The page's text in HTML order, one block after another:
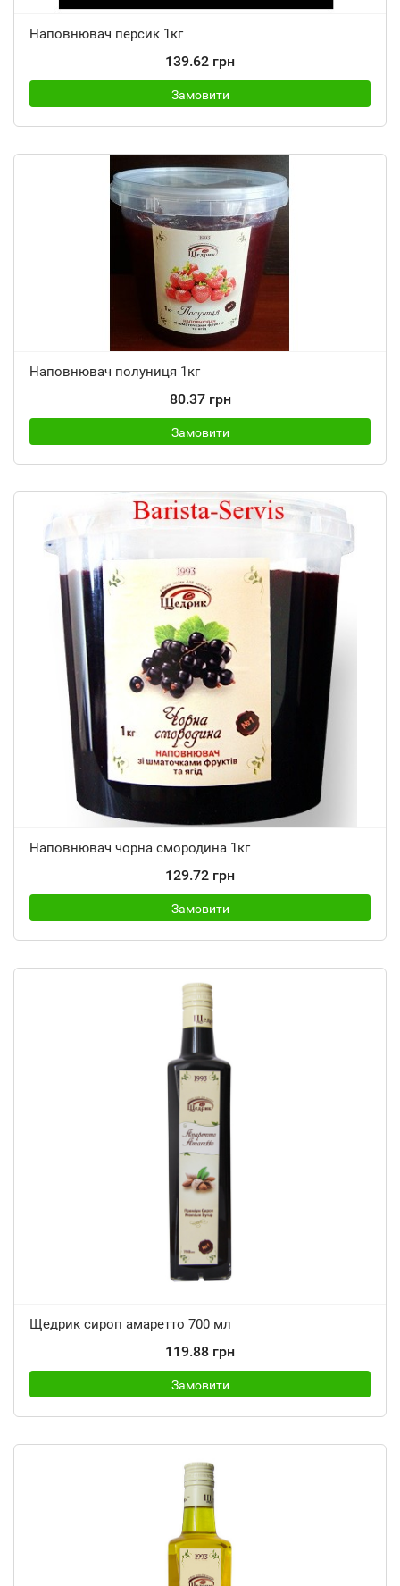
Наповнювач персик 1кг
139.62 грн
Замовити
Наповнювач полуниця 1кг
80.37 грн
Замовити
Наповнювач чорна смородина 1кг
129.72 грн
Замовити
Щедрик сироп амаретто 700 мл
119.88 грн
Замовити